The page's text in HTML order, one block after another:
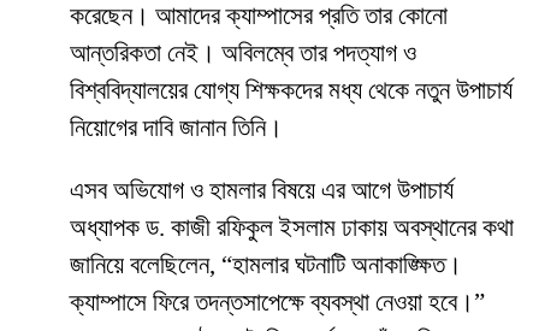
করেছেন। আমাদের ক্যাম্পাসের প্রতি তার কোনো
আন্তরিকতা নেই। অবিলম্বে তার পদত্যাগ ও
বিশ্ববিদ্যালয়ের যোগ্য শিক্ষকদের মধ্য থেকে নতুন উপাচার্য
নিয়োগের দাবি জানান তিনি।
​এসব অভিযোগ ও হামলার বিষয়ে এর আগে উপাচার্য
অধ্যাপক ড. কাজী রফিকুল ইসলাম ঢাকায় অবস্থানের কথা
জানিয়ে বলেছিলেন, “হামলার ঘটনাটি অনাকাঙ্ক্ষিত।
ক্যাম্পাসে ফিরে তদন্তসাপেক্ষে ব্যবস্থা নেওয়া হবে।”